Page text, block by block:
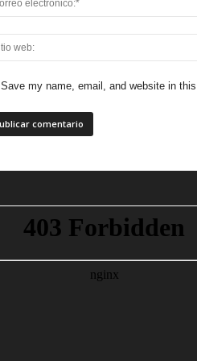
Save my name, email, and website in